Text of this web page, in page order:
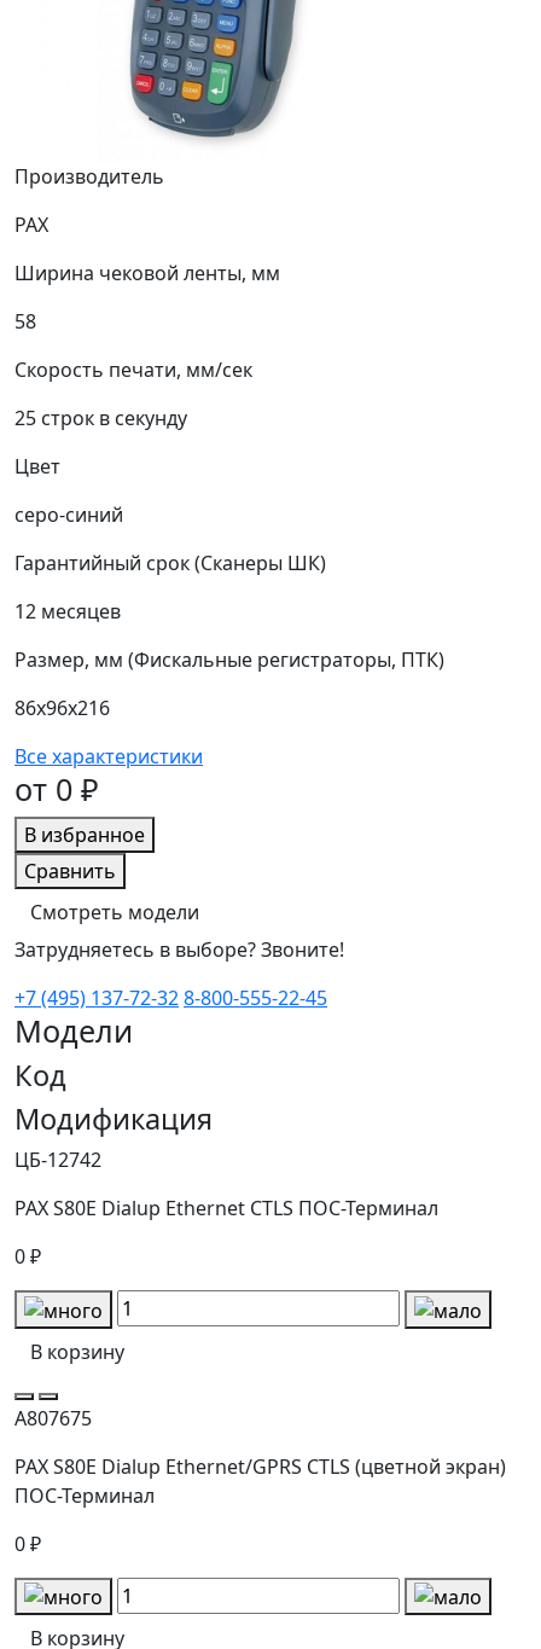
Производитель
PAX
Ширина чековой ленты, мм
58
Скорость печати, мм/сек
25 строк в секунду
Цвет
серо-синий
Гарантийный срок (Сканеры ШК)
12 месяцев
Размер, мм (Фискальные регистраторы, ПТК)
86х96х216
Все характеристики
от 0 ₽
В избранное
Сравнить
Смотреть модели
Затрудняетесь в выборе? Звоните!
+7 (495) 137-72-328-800-555-22-45
Модели
Код
Модификация
ЦБ-12742
PAX S80E Dialup Ethernet CTLS ПОС-Терминал
0 ₽
В корзину
А807675
PAX S80E Dialup Ethernet/GPRS CTLS (цветной экран)
ПОС-Терминал
0 ₽
В корзину